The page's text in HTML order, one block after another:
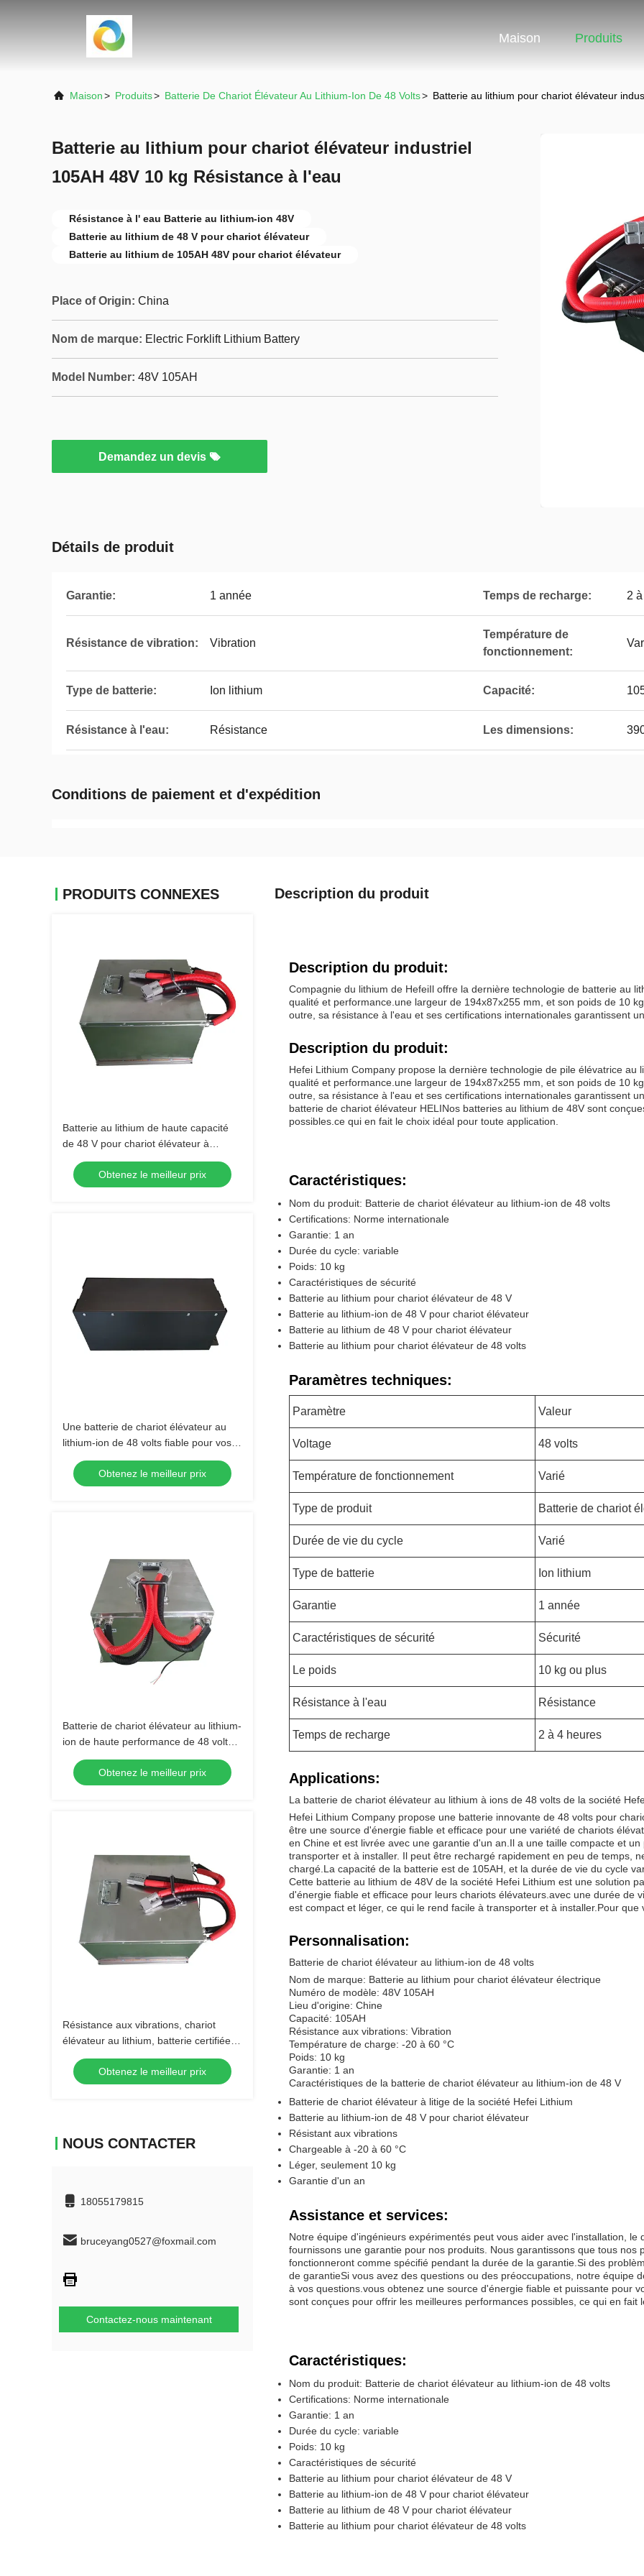
Maison Produits
Maison> Produits> Batterie De Chariot Élévateur Au Lithium-Ion De 48 Volts> Batterie au lithium pour chariot élévateur
Batterie au lithium pour chariot élévateur industriel
105AH 48V 10 kg Résistance à l'eau
Résistance à l' eau Batterie au lithium-ion 48V
Batterie au lithium de 48 V pour chariot élévateur
Batterie au lithium de 105AH 48V pour chariot élévateur
Place of Origin: China
Nom de marque: Electric Forklift Lithium Battery
Model Number: 48V 105AH
Demandez un devis
Détails de produit
Garantie: 1 année Temps de recharge: 2
Résistance de vibration: Vibration
Température de
fonctionnement:
Type de batterie: Ion lithium Capacité:
Résistance à l'eau: Résistance Les dimensions:
Conditions de paiement et d'expédition
PRODUITS CONNEXES
Batterie au lithium de haute capacité
de 48 V pour chariot élévateur à
fourche avec un temps de recharge
court
Obtenez le meilleur prix
Une batterie de chariot élévateur au
lithium-ion de 48 volts fiable pour vos
besoins industriels
Obtenez le meilleur prix
Batterie de chariot élévateur au lithium-
ion de haute performance de 48 volts
pour applications industrielles
Obtenez le meilleur prix
Résistance aux vibrations, chariot
élévateur au lithium, batterie certifiée
selon la norme internationale
Obtenez le meilleur prix
NOUS CONTACTER
18055179815
bruceyang0527@foxmail.com
Contactez-nous maintenant
Description du produit
Description du produit:
Compagnie du lithium de HefeiIl offre la dernière technologie de batterie au
qualité et performance.une largeur de 194x87x255 mm, et son poids de 10
outre, sa résistance à l'eau et ses certifications internationales garantissent
Description du produit:
Hefei Lithium Company propose la dernière technologie de pile élévatrice
qualité et performance.une largeur de 194x87x255 mm, et son poids de 10
outre, sa résistance à l'eau et ses certifications internationales garantissent
batterie de chariot élévateur HELINos batteries au lithium de 48V sont
possibles.ce qui en fait le choix idéal pour toute application.
Caractéristiques:
Nom du produit: Batterie de chariot élévateur au lithium-ion de 48 volts
Certifications: Norme internationale
Garantie: 1 an
Durée du cycle: variable
Poids: 10 kg
Caractéristiques de sécurité
Batterie au lithium pour chariot élévateur de 48 V
Batterie au lithium-ion de 48 V pour chariot élévateur
Batterie au lithium de 48 V pour chariot élévateur
Batterie au lithium pour chariot élévateur de 48 volts
Paramètres techniques:
Paramètre Valeur
Voltage 48 volts
Température de fonctionnement Varié
Type de produit Batterie de chariot
Durée de vie du cycle Varié
Type de batterie Ion lithium
Garantie 1 année
Caractéristiques de sécurité Sécurité
Le poids 10 kg ou plus
Résistance à l'eau Résistance
Temps de recharge 2 à 4 heures
Applications:
La batterie de chariot élévateur au lithium à ions de 48 volts de la société
Hefei Lithium Company propose une batterie innovante de 48 volts pour
être une source d'énergie fiable et efficace pour une variété de chariots
en Chine et est livrée avec une garantie d'un an.Il a une taille compacte et
transporter et à installer. Il peut être rechargé rapidement en peu de temps,
chargé.La capacité de la batterie est de 105AH, et la durée de vie du cycle
Cette batterie au lithium de 48V de la société Hefei Lithium est une solution
d'énergie fiable et efficace pour leurs chariots élévateurs.avec une durée de
est compact et léger, ce qui le rend facile à transporter et à installer.Pour que
Personnalisation:
Batterie de chariot élévateur au lithium-ion de 48 volts
Nom de marque: Batterie au lithium pour chariot élévateur électrique
Numéro de modèle: 48V 105AH
Lieu d'origine: Chine
Capacité: 105AH
Résistance aux vibrations: Vibration
Température de charge: -20 à 60 °C
Poids: 10 kg
Garantie: 1 an
Caractéristiques de la batterie de chariot élévateur au lithium-ion de 48 V
Batterie de chariot élévateur à litige de la société Hefei Lithium
Batterie au lithium-ion de 48 V pour chariot élévateur
Résistant aux vibrations
Chargeable à -20 à 60 °C
Léger, seulement 10 kg
Garantie d'un an
Assistance et services:
Notre équipe d'ingénieurs expérimentés peut vous aider avec l'installation,
fournissons une garantie pour nos produits. Nous garantissons que tous nos
fonctionneront comme spécifié pendant la durée de la garantie.Si des
de garantieSi vous avez des questions ou des préoccupations, notre équipe
à vos questions.vous obtenez une source d'énergie fiable et puissante pour
sont conçues pour offrir les meilleures performances possibles, ce qui en fait
Caractéristiques:
Nom du produit: Batterie de chariot élévateur au lithium-ion de 48 volts
Certifications: Norme internationale
Garantie: 1 an
Durée du cycle: variable
Poids: 10 kg
Caractéristiques de sécurité
Batterie au lithium pour chariot élévateur de 48 V
Batterie au lithium-ion de 48 V pour chariot élévateur
Batterie au lithium de 48 V pour chariot élévateur
Batterie au lithium pour chariot élévateur de 48 volts